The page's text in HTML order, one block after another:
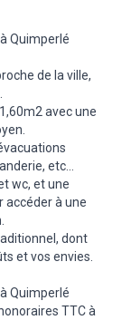
Quimperlé
de la ville,
avec une
etc…
wc, et une
accéder à une
dont
et vos envies.
Quimperlé
TTC à